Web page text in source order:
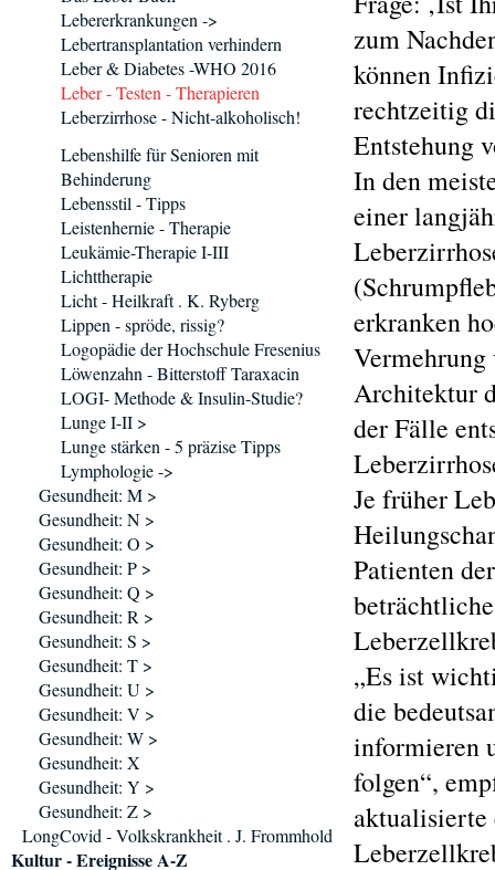
zum
können
rechtzeitig
Entstehung
In den
einer
erkranken
Vermehrung
Architektur
der Fälle
Je früher
Patienten
„Es ist
die
informieren
folgen“,
aktualisierte
Lebererkrankungen ->
Lebertransplantation verhindern
Leber & Diabetes -WHO 2016
Leber - Testen - Therapieren
Leberzirrhose - Nicht-alkoholisch!
Lebenshilfe für Senioren mit
Behinderung
Lebensstil - Tipps
Leistenhernie - Therapie
Leukämie-Therapie I-III
Lichttherapie
Licht - Heilkraft . K. Ryberg
Lippen - spröde, rissig?
Logopädie der Hochschule Fresenius
Löwenzahn - Bitterstoff Taraxacin
LOGI- Methode & Insulin-Studie?
Lunge I-II >
Lunge stärken - 5 präzise Tipps
Lymphologie ->
Gesundheit: M >
Gesundheit: N >
Gesundheit: O >
Gesundheit: P >
Gesundheit: Q >
Gesundheit: R >
Gesundheit: S >
Gesundheit: T >
Gesundheit: U >
Gesundheit: V >
Gesundheit: W >
Gesundheit: X
Gesundheit: Y >
Gesundheit: Z >
LongCovid - Volkskrankheit . J. Frommhold
Kultur - Ereignisse A-Z